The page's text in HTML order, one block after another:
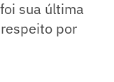
sua última
por